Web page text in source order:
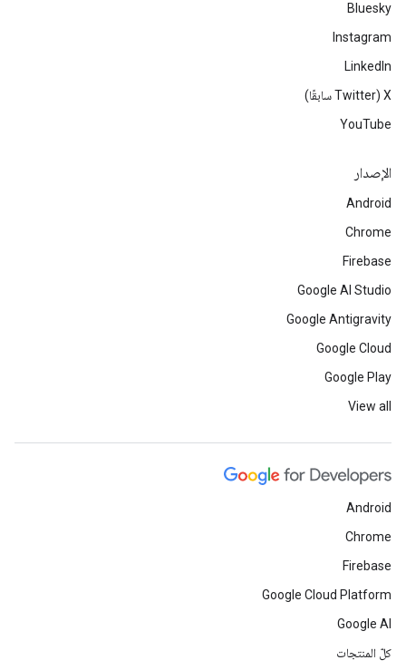
Bluesky
Instagram
LinkedIn
‫X ‏(Twitter سابقًا)
YouTube
الإصدار
Android
Chrome
Firebase
Google AI Studio
Google Antigravity
Google Cloud
Google Play
View all
Android
Chrome
Firebase
Google Cloud Platform
Google AI
كلّ المنتجات